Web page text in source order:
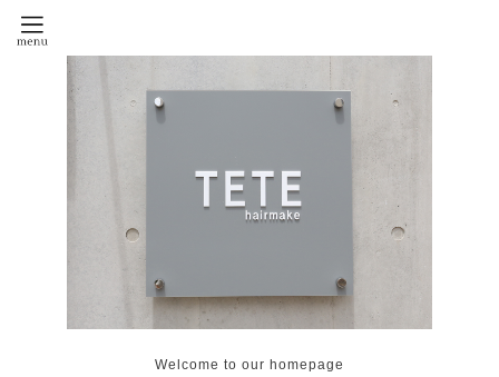
Welcome to our homepage